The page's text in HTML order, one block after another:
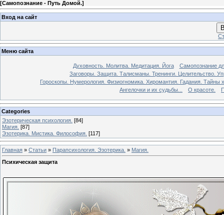
[Самопознание - Путь Домой.]
Вход на сайт
Меню сайта
Духовность. Молитва. Медитация. Йога
Самопознание
Заговоры. Защита. Талисманы. Тренинги. Целительство.
Гороскопы. Нумерология. Физиогномика. Хиромантия. Гадания. Тайны
Ангелочки и их судьбы...
О красоте.
Categories
Эзотерическая психология. [84]
Магия. [87]
Эзотерика. Мистика. Философия. [117]
Главная » Статьи » Парапсихология. Эзотерика. » Магия.
Психическая защита